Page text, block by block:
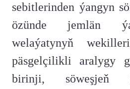
sebitlerinden ýangyn
özünde jemlän
welaýatynyň
päsgelçilikli aralygy
birinji, söweşjeň